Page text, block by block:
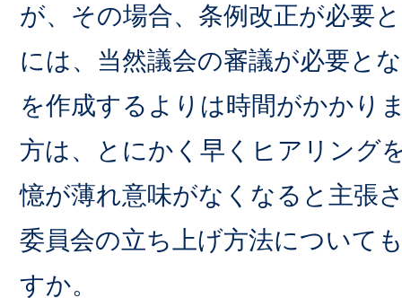
が、その場合、条例改正が必要
には、当然議会の審議が必要と
を作成するよりは時間がかかり
方は、とにかく早くヒアリング
憶が薄れ意味がなくなると主張
委員会の立ち上げ方法について
すか。